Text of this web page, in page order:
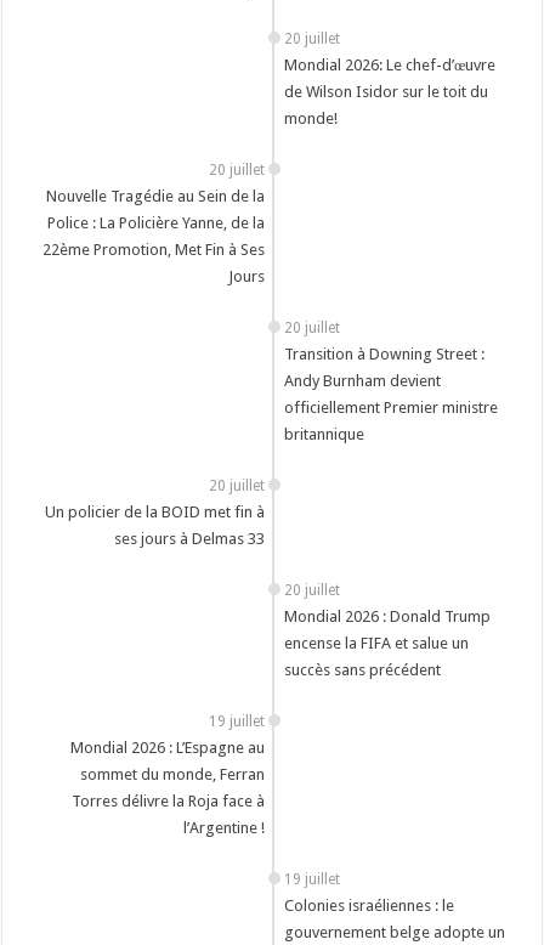
20 juillet
Mondial 2026: Le chef-d’œuvre
de Wilson Isidor sur le toit du
monde!
20 juillet
Nouvelle Tragédie au Sein de la
Police : La Policière Yanne, de la
22ème Promotion, Met Fin à Ses
Jours
20 juillet
Transition à Downing Street :
Andy Burnham devient
officiellement Premier ministre
britannique
20 juillet
Un policier de la BOID met fin à
ses jours à Delmas 33
20 juillet
Mondial 2026 : Donald Trump
encense la FIFA et salue un
succès sans précédent
19 juillet
Mondial 2026 : L’Espagne au
sommet du monde, Ferran
Torres délivre la Roja face à
l’Argentine !
19 juillet
Colonies israéliennes : le
gouvernement belge adopte un